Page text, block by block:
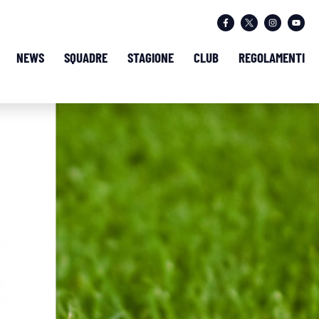
NEWS SQUADRE STAGIONE CLUB REGOLAMENTI